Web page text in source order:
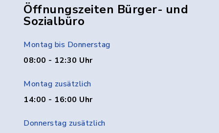
Öffnungszeiten Bürger- und
Sozialbüro
Montag bis Donnerstag
08:00 - 12:30 Uhr
Montag zusätzlich
14:00 - 16:00 Uhr
Donnerstag zusätzlich